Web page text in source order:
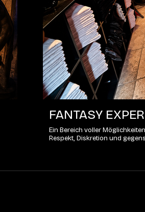
FANTASY
Ein Bereich voller
Respekt, Diskretion und